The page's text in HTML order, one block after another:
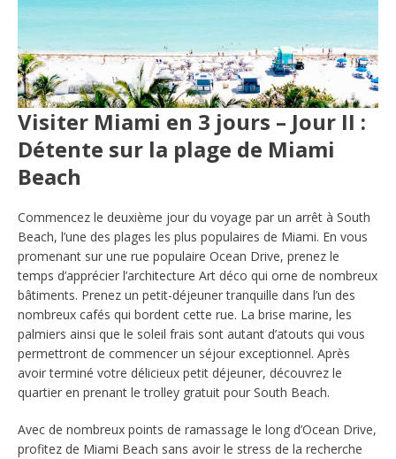
​Visiter Miami en 3 jours – Jour II :
Détente sur la plage de Miami
Beach
Commencez le deuxième jour du voyage par un arrêt à South
Beach, l’une des plages les plus populaires de Miami. En vous
promenant sur une rue populaire Ocean Drive, prenez le
temps d’apprécier l’architecture Art déco qui orne de nombreux
bâtiments. Prenez un petit-déjeuner tranquille dans l’un des
nombreux cafés qui bordent cette rue. La brise marine, les
palmiers ainsi que le soleil frais sont autant d’atouts qui vous
permettront de commencer un séjour exceptionnel. Après
avoir terminé votre délicieux petit déjeuner, découvrez le
quartier en prenant le trolley gratuit pour South Beach.
Avec de nombreux points de ramassage le long d’Ocean Drive,
profitez de Miami Beach sans avoir le stress de la recherche